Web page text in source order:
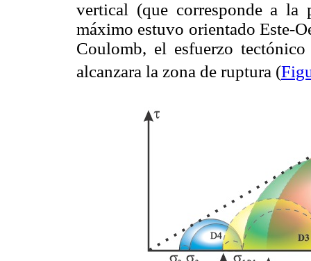
vertical (que corresponde a la
máximo estuvo orientado Este-
Coulomb, el esfuerzo
alcanzara la zona de ruptura (